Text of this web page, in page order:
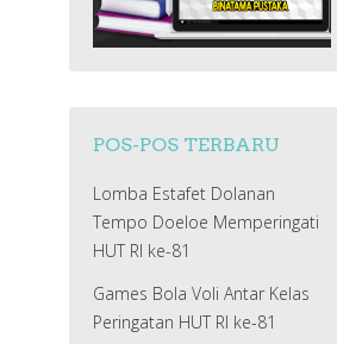
POS-POS TERBARU
Lomba Estafet Dolanan
Tempo Doeloe Memperingati
HUT RI ke-81
Games Bola Voli Antar Kelas
Peringatan HUT RI ke-81